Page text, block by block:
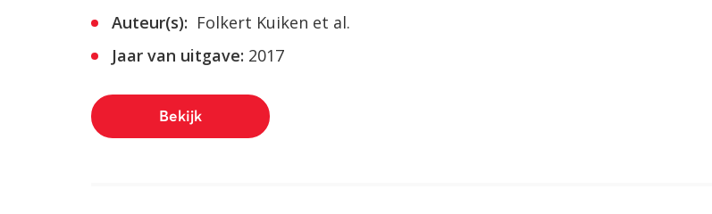
Auteur(s): Folkert Kuiken et al.
Jaar van uitgave: 2017
Bekijk